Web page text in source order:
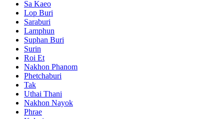
Sa Kaeo
Lop Buri
Saraburi
Lamphun
Suphan Buri
Surin
Roi Et
Nakhon Phanom
Phetchaburi
Tak
Uthai Thani
Nakhon Nayok
Phrae